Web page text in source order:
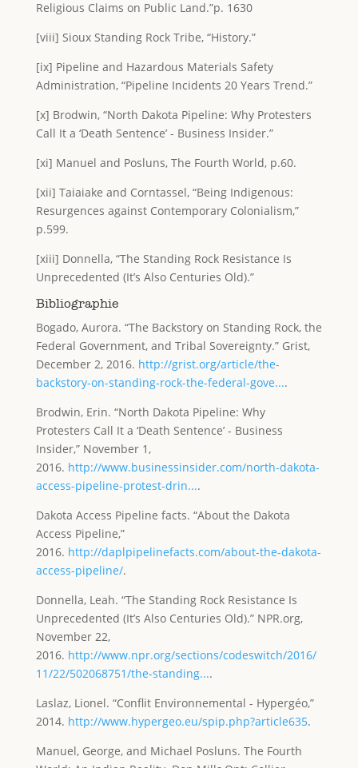
Religious Claims on Public Land.”p. 1630
[viii] Sioux Standing Rock Tribe, “History.”
[ix] Pipeline and Hazardous Materials Safety
Administration, “Pipeline Incidents 20 Years Trend.”
[x] Brodwin, “North Dakota Pipeline: Why Protesters
Call It a ‘Death Sentence’ - Business Insider.”
[xi] Manuel and Posluns, The Fourth World, p.60.
[xii] Taiaiake and Corntassel, “Being Indigenous:
Resurgences against Contemporary Colonialism,”
p.599.
[xiii] Donnella, “The Standing Rock Resistance Is
Unprecedented (It’s Also Centuries Old).”
Bibliographie
Bogado, Aurora. “The Backstory on Standing Rock, the
Federal Government, and Tribal Sovereignty.” Grist,
December 2, 2016. http://grist.org/article/the-
backstory-on-standing-rock-the-federal-gove....
Brodwin, Erin. “North Dakota Pipeline: Why
Protesters Call It a ‘Death Sentence’ - Business
Insider,” November 1,
2016. http://www.businessinsider.com/north-dakota-
access-pipeline-protest-drin....
Dakota Access Pipeline facts. “About the Dakota
Access Pipeline,”
2016. http://daplpipelinefacts.com/about-the-dakota-
access-pipeline/.
Donnella, Leah. “The Standing Rock Resistance Is
Unprecedented (It’s Also Centuries Old).” NPR.org,
November 22,
2016. http://www.npr.org/sections/codeswitch/2016/
11/22/502068751/the-standing....
Laslaz, Lionel. “Conflit Environnemental - Hypergéo,”
2014. http://www.hypergeo.eu/spip.php?article635.
Manuel, George, and Michael Posluns. The Fourth